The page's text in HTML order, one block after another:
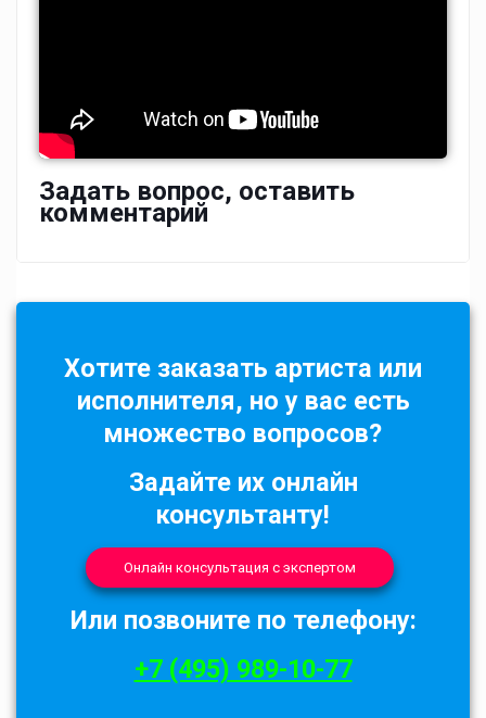
Задать вопрос, оставить
комментарий
Хотите заказать артиста или
исполнителя, но у вас есть
множество вопросов?
Задайте их онлайн
консультанту!
Онлайн консультация с экспертом
Или позвоните по телефону:
+7 (495) 989-10-77